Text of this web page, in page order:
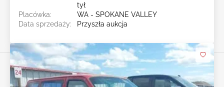
tył
Placówka:
WA - SPOKANE VALLEY
Data sprzedaży:
Przyszła aukcja